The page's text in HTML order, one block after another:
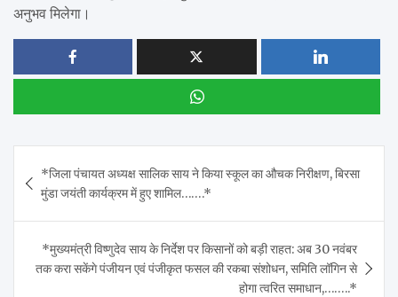
अनुभव मिलेगा।
navigation
*जिला पंचायत अध्यक्ष सालिक साय ने किया स्कूल का औचक निरीक्षण, बिरसा
मुंडा जयंती कार्यक्रम में हुए शामिल…….*
*मुख्यमंत्री विष्णुदेव साय के निर्देश पर किसानों को बड़ी राहत: अब 30 नवंबर
तक करा सकेंगे पंजीयन एवं पंजीकृत फसल की रकबा संशोधन, समिति लॉगिन से
होगा त्वरित समाधान,……..*